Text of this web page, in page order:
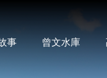
事 曾文水庫